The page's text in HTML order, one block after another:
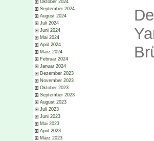
Oktober 2024
September 2024
August 2024
Juli 2024
Juni 2024
Mai 2024
April 2024
März 2024
Februar 2024
Januar 2024
Dezember 2023
November 2023
Oktober 2023
September 2023
August 2023
Juli 2023
Juni 2023
Mai 2023
April 2023
März 2023